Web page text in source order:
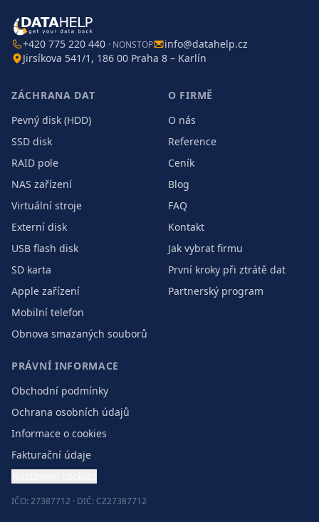
+420 775 220 440 · NONSTOP
info@datahelp.cz
Jirsíkova 541/1, 186 00 Praha 8 – Karlín
ZÁCHRANA DAT
Pevný disk (HDD)
SSD disk
RAID pole
NAS zařízení
Virtuální stroje
Externí disk
USB flash disk
SD karta
Apple zařízení
Mobilní telefon
Obnova smazaných souborů
O FIRMĚ
O nás
Reference
Ceník
Blog
FAQ
Kontakt
Jak vybrat firmu
První kroky při ztrátě dat
Partnerský program
PRÁVNÍ INFORMACE
Obchodní podmínky
Ochrana osobních údajů
Informace o cookies
Fakturační údaje
IČO: 27387712 · DIČ: CZ27387712